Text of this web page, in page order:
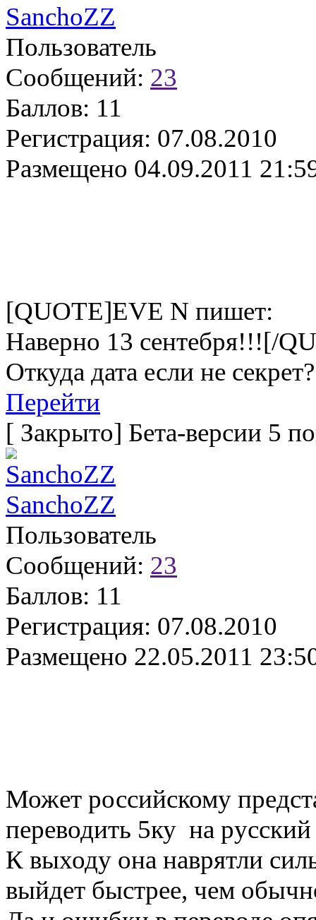
SanchoZZ
Пользователь
Сообщений: 23
Баллов: 11
Регистрация: 07.08.2010
Размещено 04.09.2011
[QUOTE]EVE N пишет:
Наверно 13 сентебря!!![/
Откуда дата если не
Перейти
[ Закрыто] Бета-версии 5
SanchoZZ
Пользователь
Сообщений: 23
Баллов: 11
Регистрация: 07.08.2010
Размещено 22.05.2011
Может российскому
переводить 5ку на русский
К выходу она наврятли
выйдет быстрее, чем